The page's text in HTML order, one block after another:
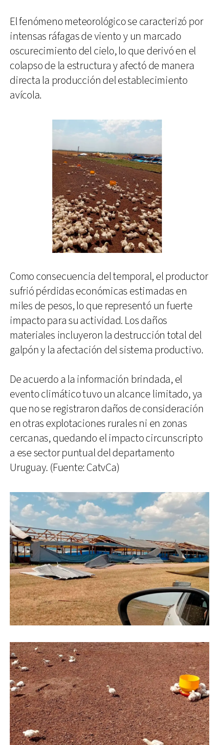
El fenómeno meteorológico se caracterizó por
intensas ráfagas de viento y un marcado
oscurecimiento del cielo, lo que derivó en el
colapso de la estructura y afectó de manera
directa la producción del establecimiento
avícola.
Como consecuencia del temporal, el productor
sufrió pérdidas económicas estimadas en
miles de pesos, lo que representó un fuerte
impacto para su actividad. Los daños
materiales incluyeron la destrucción total del
galpón y la afectación del sistema productivo.
De acuerdo a la información brindada, el
evento climático tuvo un alcance limitado, ya
que no se registraron daños de consideración
en otras explotaciones rurales ni en zonas
cercanas, quedando el impacto circunscripto
a ese sector puntual del departamento
Uruguay. (Fuente: CatvCa)